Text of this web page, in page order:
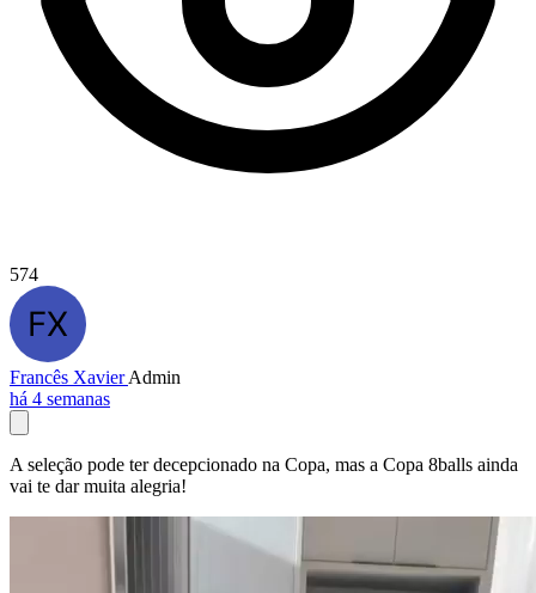
574
Francês XavierAdmin
há 4 semanas
A seleção pode ter decepcionado na Copa, mas a Copa 8balls ainda
vai te dar muita alegria!